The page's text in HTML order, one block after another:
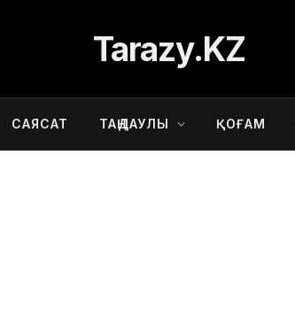
Tarazy.KZ
САЯСАТ ТАҢДАУЛЫ ҚОҒАМ